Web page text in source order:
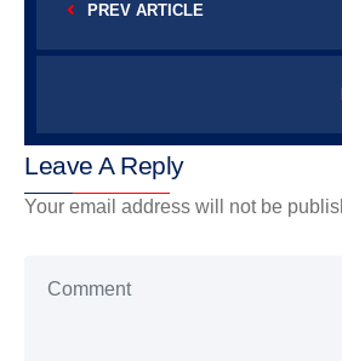
PREV ARTICLE
Leave A Reply
Your email address will not be